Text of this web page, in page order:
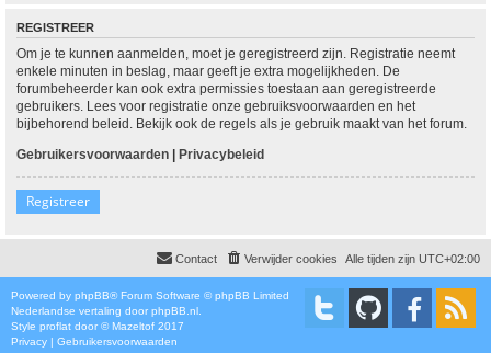
REGISTREER
Om je te kunnen aanmelden, moet je geregistreerd zijn. Registratie neemt
enkele minuten in beslag, maar geeft je extra mogelijkheden. De
forumbeheerder kan ook extra permissies toestaan aan geregistreerde
gebruikers. Lees voor registratie onze gebruiksvoorwaarden en het
bijbehorend beleid. Bekijk ook de regels als je gebruik maakt van het forum.
Gebruikersvoorwaarden | Privacybeleid
Registreer
Alle tijden zijn UTC+02:00
Verwijder cookies
Contact
Powered by phpBB® Forum Software © phpBB Limited
Nederlandse vertaling door phpBB.nl
Style proflat door ©Mazeltof 2017
Privacy | Gebruikersvoorwaarden